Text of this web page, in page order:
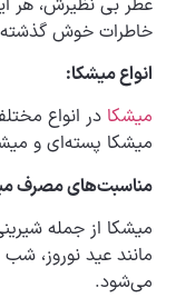
خاطرات خوش گذشته
انواع میشکا:
میشکا در انواع
میشکا پسته‌ای و
مناسبت‌های مصرف
میشکا از جمله
مانند عید نوروز،
می‌شود.